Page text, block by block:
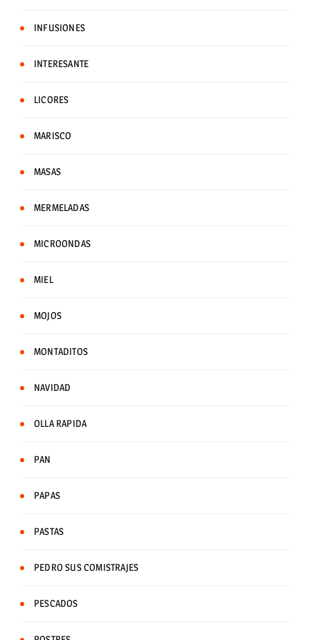
INFUSIONES
INTERESANTE
LICORES
MARISCO
MASAS
MERMELADAS
MICROONDAS
MIEL
MOJOS
MONTADITOS
NAVIDAD
OLLA RAPIDA
PAN
PAPAS
PASTAS
PEDRO SUS COMISTRAJES
PESCADOS